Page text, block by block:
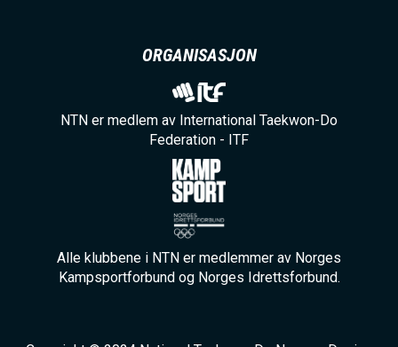
ORGANISASJON
NTN er medlem av International Taekwon-Do
Federation - ITF
Alle klubbene i NTN er medlemmer av Norges
Kampsportforbund og Norges Idrettsforbund.